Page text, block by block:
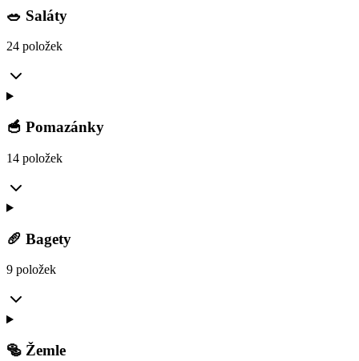
🥗 Saláty
24 položek
🥣 Pomazánky
14 položek
🥖 Bagety
9 položek
🥯 Žemle